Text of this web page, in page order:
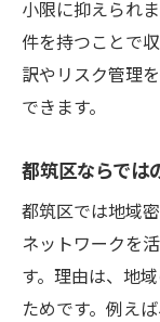
小限に抑えられ
件を持つことで
訳やリスク管理
できます。
都筑区ならでは
都筑区では地域
ネットワークを
す。理由は、地
ためです。例え